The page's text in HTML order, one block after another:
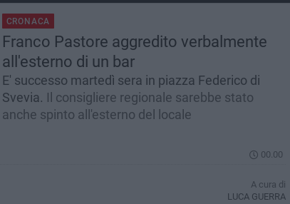
CRONACA
Franco Pastore aggredito verbalmente
all'esterno di un bar
E' successo martedì sera in piazza Federico di
Svevia. Il consigliere regionale sarebbe stato
anche spinto all'esterno del locale
00.00
A cura di
LUCA GUERRA